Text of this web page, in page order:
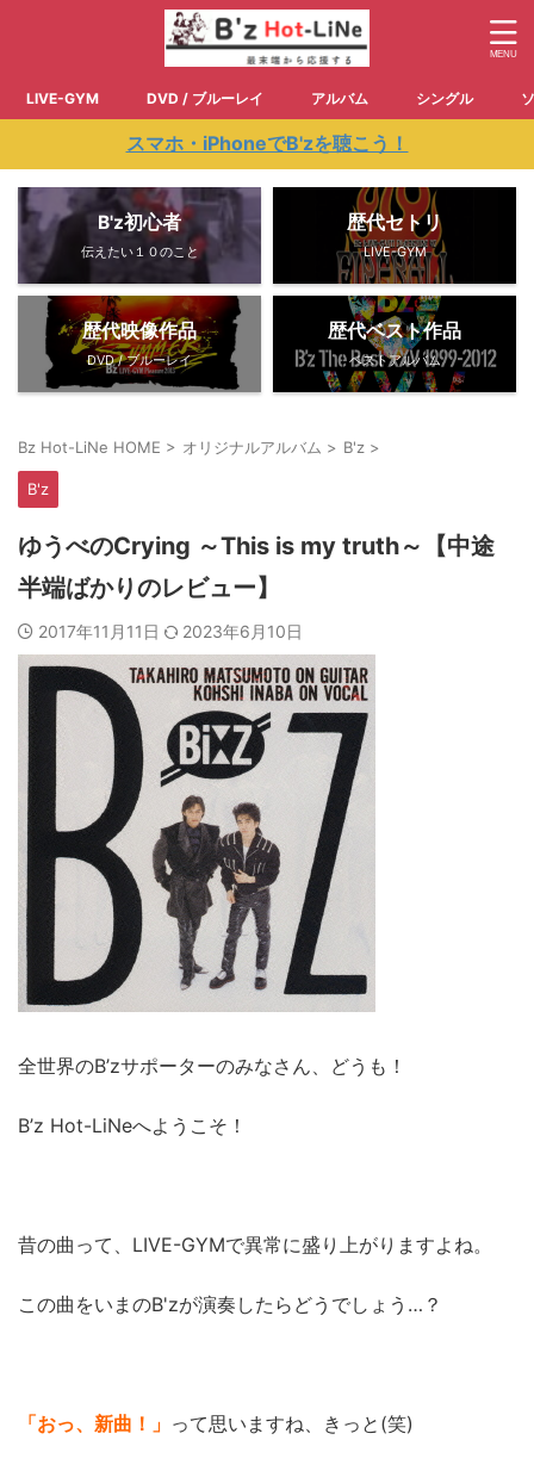
LIVE-GYM DVD / ブルーレイ アルバム シングル
スマホ・iPhoneでB'zを聴こう！
B'z初心者
伝えたい１０のこと
歴代セトリ
LIVE-GYM
歴代映像作品
DVD / ブルーレイ
歴代ベスト作品
ベストアルバム
Bz Hot-LiNe HOME > オリジナルアルバム > B'z >
B'z
ゆうべのCrying ～This is my truth～【中途
半端ばかりのレビュー】
2017年11月11日 2023年6月10日
全世界のB’zサポーターのみなさん、どうも！
B’z Hot-LiNeへようこそ！
昔の曲って、LIVE-GYMで異常に盛り上がりますよね。
この曲をいまのB'zが演奏したらどうでしょう…？
「おっ、新曲！」 って思いますね、きっと(笑)